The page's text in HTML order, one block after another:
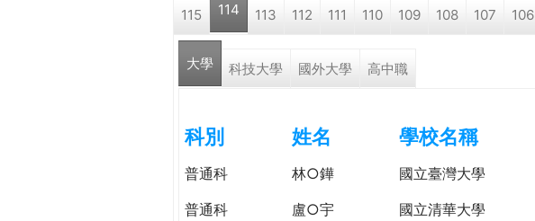
a
r
e
115 114 113 112 111 110 109 108 107 106
大學 科技大學 國外大學 高中職
科別 姓名 學校名稱
普通科 林○鏵 國立臺灣大學
普通科
盧○宇 國立清華大學